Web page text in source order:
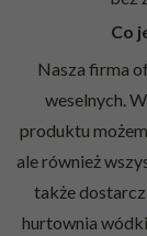
Co
Nasza firma
weselnych.
produktu
ale również
także
hurtownia